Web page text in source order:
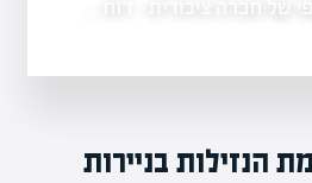
ציבורית - דוח…
הנזילות בניירות